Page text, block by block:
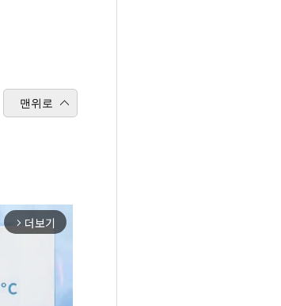
맨위로
arrow_forward_ios 더보기